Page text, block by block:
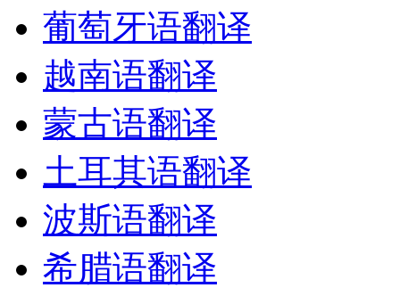
葡萄牙语翻译
越南语翻译
蒙古语翻译
土耳其语翻译
波斯语翻译
希腊语翻译